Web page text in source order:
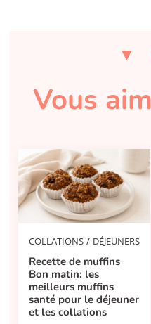
Vous
COLLATIONS / DÉJEUNERS
Recette de muffins
Bon matin: les
meilleurs muffins
santé pour le déjeuner
et les collations